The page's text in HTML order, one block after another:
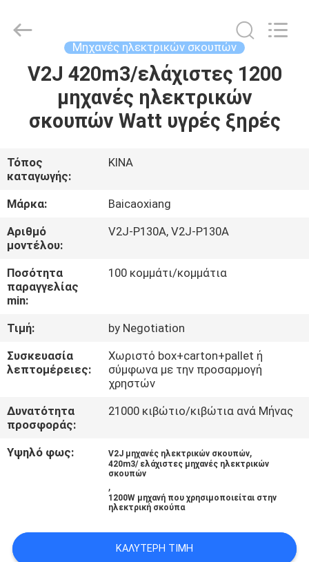
ΣΠΊΤΙ
ΠΡΟΪΌΝΤΑ
ΠΕΡΊΠΟΥ
ΕΜΕΊΣ
ΓΎΡΟΣ
ΕΡΓΟΣΤΑΣΊΩΝ
ΠΟΙΟΤΙΚΌΣ
ΈΛΕΓΧΟΣ
ΜΑΣ
ΣΕ
ΕΠΑΦΉ
ΜΕ
ΑΠΌΣΠΑΣΜΑ
Rights
Μηχανές ηλεκτρικών σκουπών
V2J 420m3/ελάχιστες 1200
μηχανές ηλεκτρικών
σκουπών Watt υγρές ξηρές
Τόπος
καταγωγής:
ΚΙΝΑ
Μάρκα:
Baicaoxiang
Αριθμό
μοντέλου:
V2J-P130A, V2J-P130A
Ποσότητα
παραγγελίας
min:
100 κομμάτι/κομμάτια
Τιμή:
by Negotiation
Συσκευασία
λεπτομέρειες:
Χωριστό box+carton+pallet ή
σύμφωνα με την προσαρμογή
χρηστών
Δυνατότητα
προσφοράς:
21000 κιβώτιο/κιβώτια ανά Μήνας
Υψηλό φως: V2J μηχανές ηλεκτρικών σκουπών,
420m3/ ελάχιστες μηχανές ηλεκτρικών
σκουπών
,
1200W μηχανή που χρησιμοποιείται στην
ηλεκτρική σκούπα
ΚΑΛΎΤΕΡΗ ΤΙΜΉ